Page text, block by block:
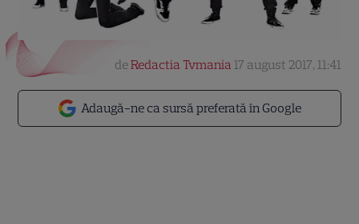
Adaugă-ne ca sursă preferată în Google
deRedactia Tvmania 17 august 2017, 11:41